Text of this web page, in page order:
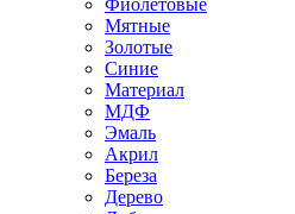
Фиолетовые
Мятные
Золотые
Синие
Материал
МДФ
Эмаль
Акрил
Береза
Дерево